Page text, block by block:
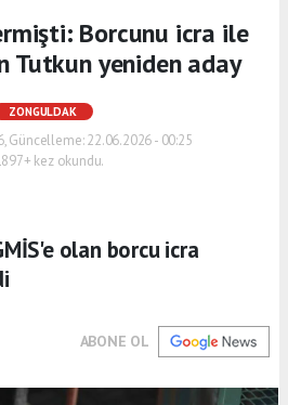
Borcunu icra ile
Tutkun yeniden aday
ZONGULDAK
Güncelleme: 22.06.2026 - 00:25
kez okundu.
olan borcu icra
ABONE OL